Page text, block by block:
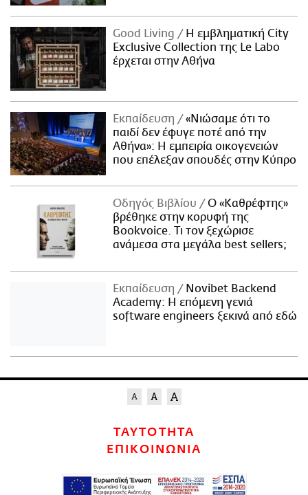
Good Living
Η εμβληματική City
Exclusive Collection της Le Labo
έρχεται στην Αθήνα
Εκπαίδευση
«Νιώσαμε ότι το
παιδί δεν έφυγε ποτέ από την
Αθήνα»: Η εμπειρία οικογενειών
που επέλεξαν σπουδές στην Κύπρο
Οδηγός Βιβλίου
Ο «Καθρέφτης»
βρέθηκε στην κορυφή της
Bookvoice. Τι τον ξεχώρισε
ανάμεσα στα μεγάλα best sellers;
Εκπαίδευση
Novibet Backend
Academy: Η επόμενη γενιά
software engineers ξεκινά από εδώ
ΤΑΥΤΟΤΗΤΑ
ΕΠΙΚΟΙΝΩΝΙΑ